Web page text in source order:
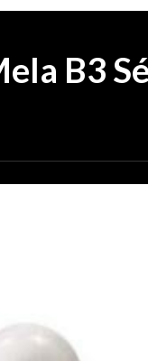
B3